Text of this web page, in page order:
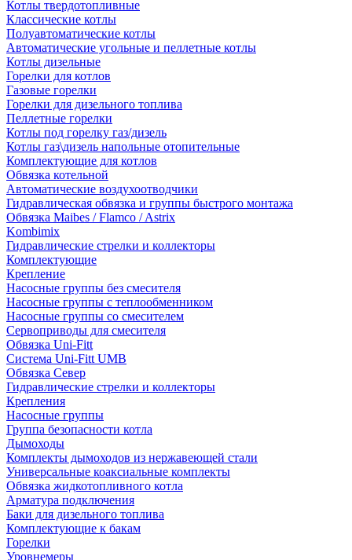
Котлы твердотопливные
Классические котлы
Полуавтоматические котлы
Автоматические угольные и пеллетные котлы
Котлы дизельные
Горелки для котлов
Газовые горелки
Горелки для дизельного топлива
Пеллетные горелки
Котлы под горелку газ/дизель
Котлы газ\дизель напольные отопительные
Комплектующие для котлов
Обвязка котельной
Автоматические воздухоотводчики
Гидравлическая обвязка и группы быстрого монтажа
Обвязка Maibes / Flamco / Astrix
Kombimix
Гидравлические стрелки и коллекторы
Комплектующие
Крепление
Насосные группы без смесителя
Насосные группы с теплообменником
Насосные группы со смесителем
Сервоприводы для смесителя
Обвязка Uni-Fitt
Система Uni-Fitt UMB
Обвязка Север
Гидравлические стрелки и коллекторы
Крепления
Насосные группы
Группа безопасности котла
Дымоходы
Комплекты дымоходов из нержавеющей стали
Универсальные коаксиальные комплекты
Обвязка жидкотопливного котла
Арматура подключения
Баки для дизельного топлива
Комплектующие к бакам
Горелки
Уровнемеры